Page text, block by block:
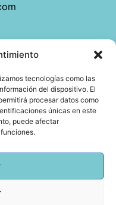
tecnologías como las
del dispositivo. El
procesar datos como
únicas en este
puede afectar
y qué no.